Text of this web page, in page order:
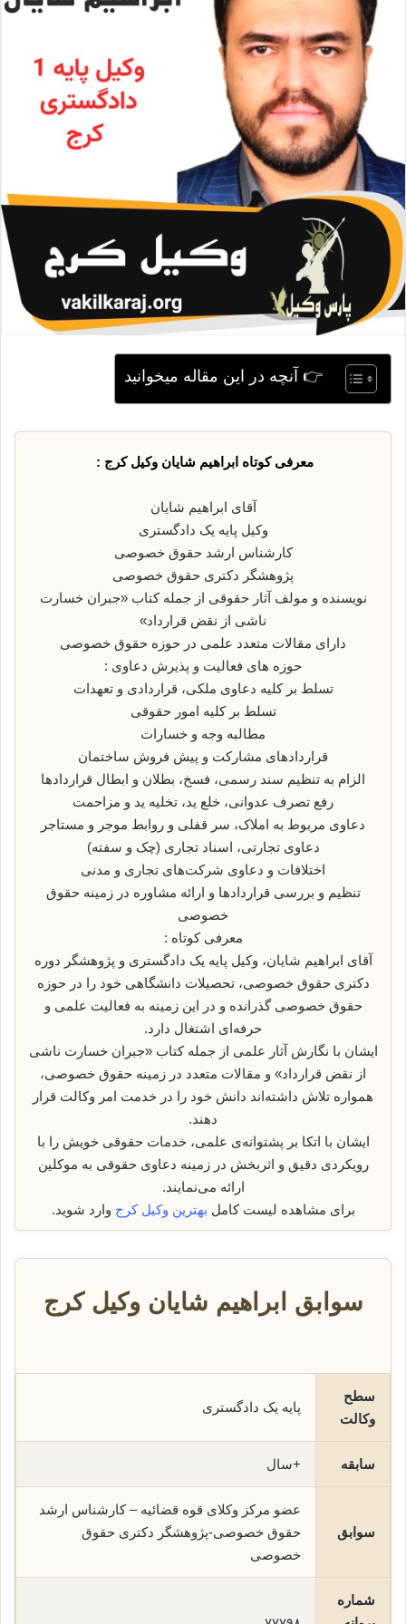
م
ی
👉 آنچه در این مقاله میخوانید
معرفی کوتاه ابراهیم شایان وکیل کرج :
آقای ابراهیم شایان
وکیل پایه یک دادگستری
کارشناس ارشد حقوق خصوصی
پژوهشگر دکتری حقوق خصوصی
نویسنده و مولف آثار حقوقی از جمله کتاب «جبران خسارت
ناشی از نقض قرارداد»
دارای مقالات متعدد علمی در حوزه حقوق خصوصی
حوزه های فعالیت و پذیرش دعاوی :
تسلط بر کلیه دعاوی ملکی، قراردادی و تعهدات
تسلط بر کلیه امور حقوقی
مطالبه وجه و خسارات
قراردادهای مشارکت و پیش فروش ساختمان
الزام به تنظیم سند رسمی، فسخ، بطلان و ابطال قراردادها
رفع تصرف عدوانی، خلع ید، تخلیه ید و مزاحمت
دعاوی مربوط به املاک، سر قفلی و روابط موجر و مستاجر
دعاوی تجارتی، اسناد تجاری (چک و سفته)
اختلافات و دعاوی شرکت‌های تجاری و مدنی
تنظیم و بررسی قراردادها و ارائه مشاوره در زمینه حقوق
خصوصی
معرفی کوتاه :
آقای ابراهیم شایان، وکیل پایه یک دادگستری و پژوهشگر دوره
دکتری حقوق خصوصی، تحصیلات دانشگاهی خود را در حوزه
حقوق خصوصی گذرانده و در این زمینه به فعالیت علمی و
حرفه‌ای اشتغال دارد.
ایشان با نگارش آثار علمی از جمله کتاب «جبران خسارت ناشی
از نقض قرارداد» و مقالات متعدد در زمینه حقوق خصوصی،
همواره تلاش داشته‌اند دانش خود را در خدمت امر وکالت قرار
دهند.
ایشان با اتکا بر پشتوانه‌ی علمی، خدمات حقوقی خویش را با
رویکردی دقیق و اثربخش در زمینه دعاوی حقوقی به موکلین
ارائه می‌نمایند.
برای مشاهده لیست کامل بهترین وکیل کرج وارد شوید.
سوابق ابراهیم شایان وکیل کرج
سطح
وکالت
پایه یک دادگستری
سابقه +سال
سوابق
عضو مرکز وکلای قوه قضائیه – کارشناس ارشد
حقوق خصوصی-پژوهشگر دکتری حقوق
خصوصی
شماره